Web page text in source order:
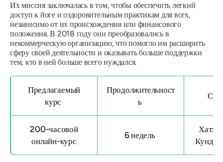
Их миссия заключалась в том, чтобы обеспечить легкий
доступ к йоге и оздоровительным практикам для всех,
независимо от их происхождения или финансового
положения. В 2018 году они преобразовались в
некоммерческую организацию, что помогло им расширить
сферу своей деятельности и оказывать больше поддержки
тем, кто в ней больше всего нуждался.
Предлагаемый
курс
Продолжительност
ь
200-часовой
онлайн-курс
6 недель